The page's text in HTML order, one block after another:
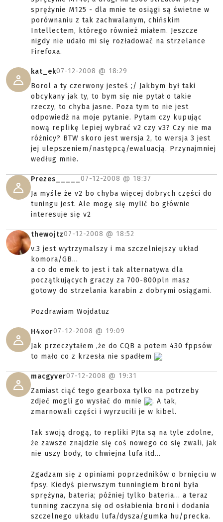
sprężynie M125 - dla mnie te osiągi są świetne w
porównaniu z tak zachwalanym, chińskim
Intellectem, którego również miałem. Jeszcze
nigdy nie udało mi się rozładować na strzelance
Firefoxa.
kat_ek07-12-2008 @ 18:29
Borol a ty czerwony jesteś ;/ Jakbym był taki
obcykany jak ty, to bym się nie pytał o takie
rzeczy, to chyba jasne. Poza tym to nie jest
odpowiedź na moje pytanie. Pytam czy kupując
nową replikę lepiej wybrać v2 czy v3? Czy nie ma
różnicy? BTW skoro jest wersja 2, to wersja 3 jest
jej ulepszeniem/następcą/ewaluacją. Przynajmniej
według mnie.
Prezes_____ 07-12-2008 @ 18:37
Ja myśle że v2 bo chyba więcej dobrych części do
tuningu jest. Ale mogę się mylić bo głównie
interesuje się v2
thewojtz07-12-2008 @ 18:52
v.3 jest wytrzymalszy i ma szczelniejszy układ
komora/GB...
a co do emek to jest i tak alternatywa dla
początkujących graczy za 700-800pln masz
gotowy do strzelania karabin z dobrymi osiągami.
Pozdrawiam Wojdatuz
H4xor07-12-2008 @ 19:09
Jak przeczytałem ,że do CQB a potem 430 fppsów
to mało co z krzesła nie spadłem
macgyver07-12-2008 @ 19:31
Zamiast ciąć tego gearboxa tylko na potrzeby
zdjeć mogli go wysłać do mnie
. A tak,
zmarnowali części i wyrzucili je w kibel.
Tak swoją drogą, to repliki PJta są na tyle zdolne,
że zawsze znajdzie się coś nowego co się zwali, jak
nie uszy body, to chwiejna lufa itd...
Zgadzam się z opiniami poprzedników o brnięciu w
fpsy. Kiedyś pierwszym tunningiem broni była
sprężyna, bateria; później tylko bateria... a teraz
tunning zaczyna się od osłabienia broni i dodania
szczelnego układu lufa/dysza/gumka hu/precka.